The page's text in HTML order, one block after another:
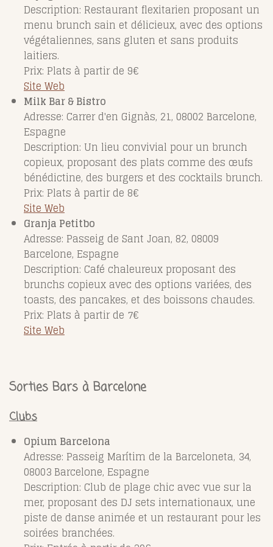
Description: Restaurant flexitarien proposant un
menu brunch sain et délicieux, avec des options
végétaliennes, sans gluten et sans produits
laitiers.
Prix: Plats à partir de 9€
Site Web
Milk Bar & Bistro
Adresse: Carrer d'en Gignàs, 21, 08002 Barcelone,
Espagne
Description: Un lieu convivial pour un brunch
copieux, proposant des plats comme des œufs
bénédictine, des burgers et des cocktails brunch.
Prix: Plats à partir de 8€
Site Web
Granja Petitbo
Adresse: Passeig de Sant Joan, 82, 08009
Barcelone, Espagne
Description: Café chaleureux proposant des
brunchs copieux avec des options variées, des
toasts, des pancakes, et des boissons chaudes.
Prix: Plats à partir de 7€
Site Web
Sorties Bars à Barcelone
Clubs
Opium Barcelona
Adresse: Passeig Marítim de la Barceloneta, 34,
08003 Barcelone, Espagne
Description: Club de plage chic avec vue sur la
mer, proposant des DJ sets internationaux, une
piste de danse animée et un restaurant pour les
soirées branchées.